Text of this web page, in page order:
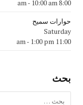
8:00 am
- 10:00 am
حوارات سميح
Saturday
11:00 am
- 1:00 pm
بحث